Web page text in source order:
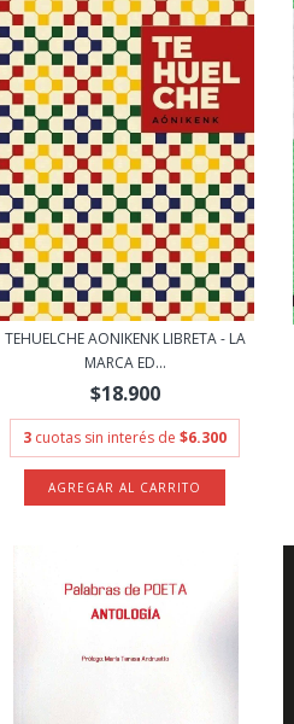
TEHUELCHE AONIKENK LIBRETA - LA
MARCA ED...
$18.900
3 cuotas sin interés de$6.300